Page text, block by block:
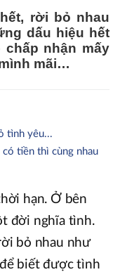
rời bỏ nhau
dấu hiệu hết
nhận mấy
mãi…
tình yêu...
có tiền thì cùng nhau
hạn. Ở bên
đời nghĩa tình.
bỏ nhau như
biết được tình